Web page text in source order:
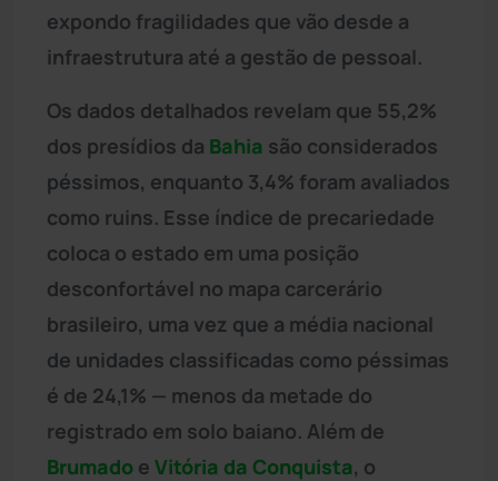
expondo fragilidades que vão desde a
infraestrutura até a gestão de pessoal.
Os dados detalhados revelam que 55,2%
dos presídios da Bahia são considerados
péssimos, enquanto 3,4% foram avaliados
como ruins. Esse índice de precariedade
coloca o estado em uma posição
desconfortável no mapa carcerário
brasileiro, uma vez que a média nacional
de unidades classificadas como péssimas
é de 24,1% — menos da metade do
registrado em solo baiano. Além de
Brumado e Vitória da Conquista, o